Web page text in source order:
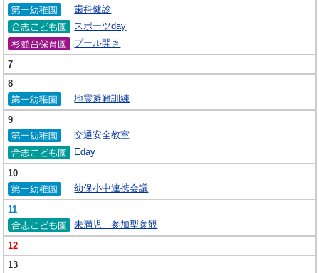
歯科健診
スポーツday
プール開き
7
8
地震避難訓練
9
交通安全教室
Eday
10
幼保小中連携会議
11
未満児 参加型参観
12
13